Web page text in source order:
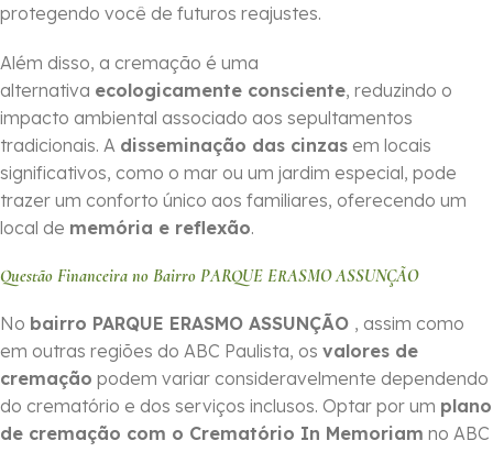
protegendo você de futuros reajustes.
Além disso, a cremação é uma
alternativa ecologicamente consciente, reduzindo o
impacto ambiental associado aos sepultamentos
tradicionais. A disseminação das cinzas em locais
significativos, como o mar ou um jardim especial, pode
trazer um conforto único aos familiares, oferecendo um
local de memória e reflexão.
Questão Financeira no Bairro PARQUE ERASMO ASSUNÇÃO
No bairro PARQUE ERASMO ASSUNÇÃO , assim como
em outras regiões do ABC Paulista, os valores de
cremação podem variar consideravelmente dependendo
do crematório e dos serviços inclusos. Optar por um plano
de cremação com o Crematório In Memoriam no ABC